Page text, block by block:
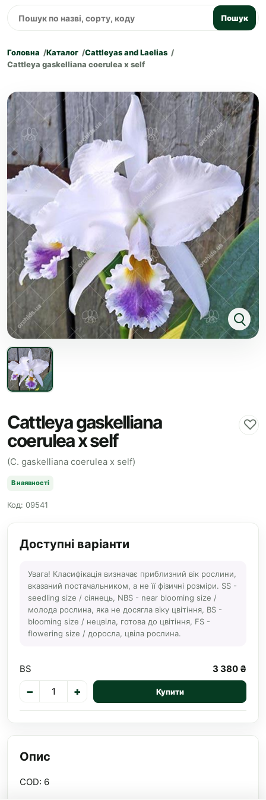
Пошук
Головна Каталог
Cattleyas and Laelias
Cattleya gaskelliana coerulea x self
Cattleya gaskelliana
coerulea x self
♡
(C. gaskelliana coerulea x self)
В наявності
Код: 09541
Доступні варіанти
Увага! Класифікація визначає приблизний вік рослини,
вказаний постачальником, а не її фізичні розміри. SS -
seedling size / сіянець, NBS - near blooming size /
молода рослина, яка не досягла віку цвітіння, BS -
blooming size / нецвіла, готова до цвітіння, FS -
flowering size / доросла, цвіла рослина.
BS 3 380 ₴
− + Купити
Опис
COD: 6